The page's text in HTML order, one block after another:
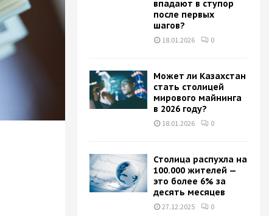
впадают в ступор
после первых
шагов?
18.01.2026 0
Может ли Казахстан
стать столицей
мирового майнинга
в 2026 году?
18.01.2026 0
Столица распухла на
100.000 жителей —
это более 6% за
десять месяцев
27.12.2025 0